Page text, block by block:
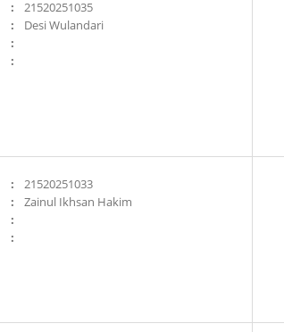
:
21520251035
:
Desi Wulandari
:
:
:
21520251033
:
Zainul Ikhsan Hakim
:
: